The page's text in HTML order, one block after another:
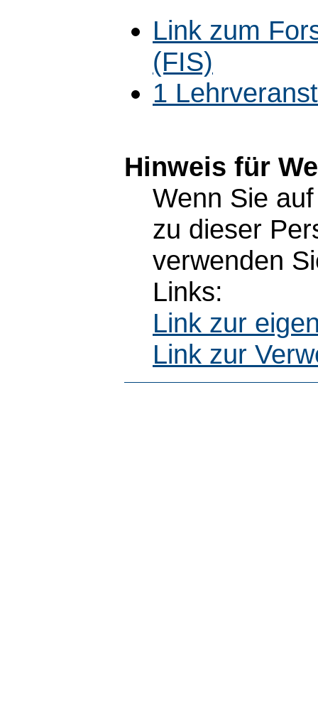
Link zum
(FIS)
1
Hinweis für
Wenn Sie
zu dieser
verwenden
Links:
Link zur
Link zur